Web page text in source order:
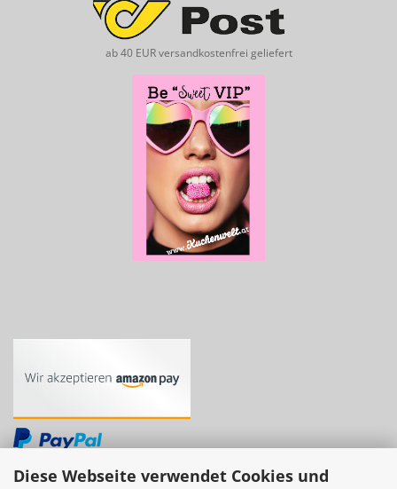
Diese Webseite verwendet Cookies und
ab 40 EUR versandkostenfrei geliefert